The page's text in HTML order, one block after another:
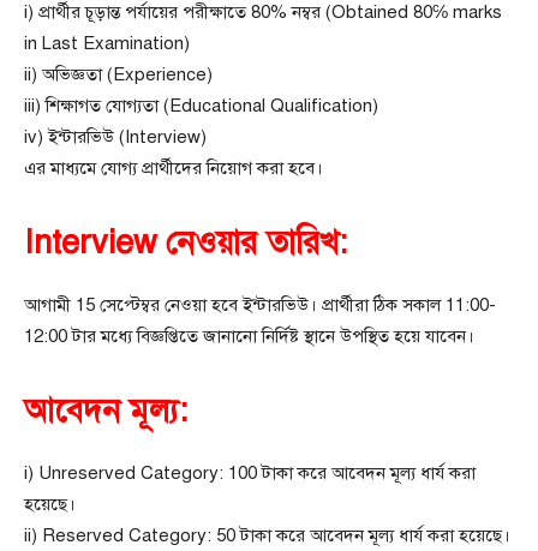
i) প্রার্থীর চূড়ান্ত পর্যায়ের পরীক্ষাতে 80% নম্বর (Obtained 80℅ marks
in Last Examination)
ii) অভিজ্ঞতা (Experience)
iii) শিক্ষাগত যোগ্যতা (Educational Qualification)
iv) ইন্টারভিউ (Interview)
এর মাধ্যমে যোগ্য প্রার্থীদের নিয়োগ করা হবে।
Interview নেওয়ার তারিখ:
আগামী 15 সেপ্টেম্বর নেওয়া হবে ইন্টারভিউ। প্রার্থীরা ঠিক সকাল 11:00-
12:00 টার মধ্যে বিজ্ঞপ্তিতে জানানো নির্দিষ্ট স্থানে উপস্থিত হয়ে যাবেন।
আবেদন মূল্য:
i) Unreserved Category: 100 টাকা করে আবেদন মূল্য ধার্য করা
হয়েছে।
ii) Reserved Category: 50 টাকা করে আবেদন মূল্য ধার্য করা হয়েছে।